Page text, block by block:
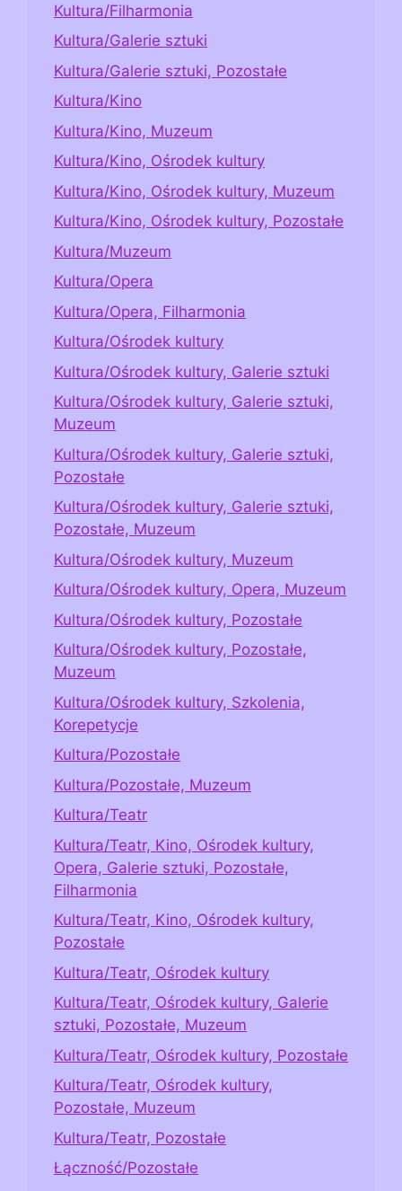
Kultura/Filharmonia
Kultura/Galerie sztuki
Kultura/Galerie sztuki, Pozostałe
Kultura/Kino
Kultura/Kino, Muzeum
Kultura/Kino, Ośrodek kultury
Kultura/Kino, Ośrodek kultury, Muzeum
Kultura/Kino, Ośrodek kultury, Pozostałe
Kultura/Muzeum
Kultura/Opera
Kultura/Opera, Filharmonia
Kultura/Ośrodek kultury
Kultura/Ośrodek kultury, Galerie sztuki
Kultura/Ośrodek kultury, Galerie sztuki,
Muzeum
Kultura/Ośrodek kultury, Galerie sztuki,
Pozostałe
Kultura/Ośrodek kultury, Galerie sztuki,
Pozostałe, Muzeum
Kultura/Ośrodek kultury, Muzeum
Kultura/Ośrodek kultury, Opera, Muzeum
Kultura/Ośrodek kultury, Pozostałe
Kultura/Ośrodek kultury, Pozostałe,
Muzeum
Kultura/Ośrodek kultury, Szkolenia,
Korepetycje
Kultura/Pozostałe
Kultura/Pozostałe, Muzeum
Kultura/Teatr
Kultura/Teatr, Kino, Ośrodek kultury,
Opera, Galerie sztuki, Pozostałe,
Filharmonia
Kultura/Teatr, Kino, Ośrodek kultury,
Pozostałe
Kultura/Teatr, Ośrodek kultury
Kultura/Teatr, Ośrodek kultury, Galerie
sztuki, Pozostałe, Muzeum
Kultura/Teatr, Ośrodek kultury, Pozostałe
Kultura/Teatr, Ośrodek kultury,
Pozostałe, Muzeum
Kultura/Teatr, Pozostałe
Łączność/Pozostałe